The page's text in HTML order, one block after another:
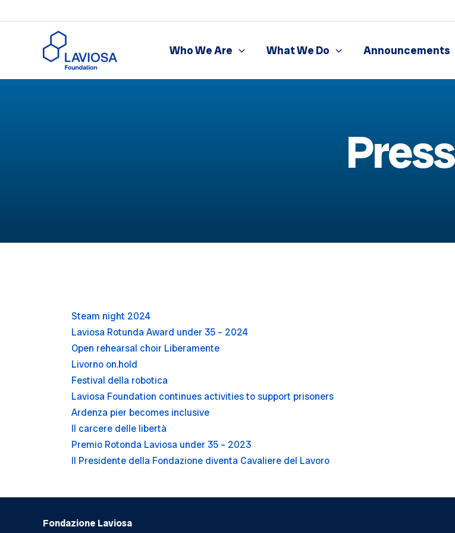
to
Who We Are What We Do Announcements
Press
Steam night 2024
Laviosa Rotunda Award under 35 – 2024
Open rehearsal choir Liberamente
Livorno on.hold
Festival della robotica
Laviosa Foundation continues activities to support prisoners
Ardenza pier becomes inclusive
Il carcere delle libertà
Premio Rotonda Laviosa under 35 – 2023
Il Presidente della Fondazione diventa Cavaliere del Lavoro
Fondazione Laviosa